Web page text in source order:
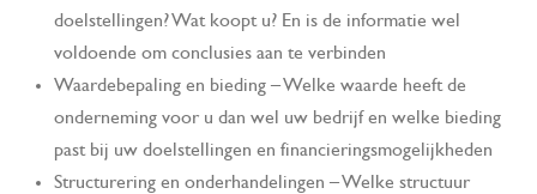
doelstellingen? Wat koopt u? En is de informatie wel
voldoende om conclusies aan te verbinden
Waardebepaling en bieding – Welke waarde heeft de
onderneming voor u dan wel uw bedrijf en welke bieding
past bij uw doelstellingen en financieringsmogelijkheden
Structurering en onderhandelingen – Welke structuur